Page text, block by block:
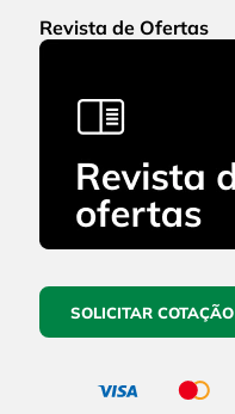
Revista de Ofertas
SOLICITAR COTAÇÃO